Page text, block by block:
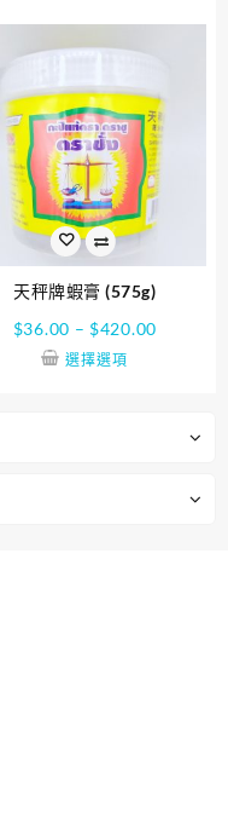
天秤牌蝦膏 (575g)
$36.00 – $420.00
選擇選項